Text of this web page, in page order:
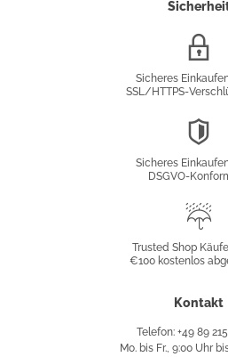
Sicheres
SSL/HTTPS-
Sicheres
DSGVO-
Trusted Shop
€100 kostenlos
Kontakt
Telefon: +49 89
Mo. bis Fr., 9:00 Uhr